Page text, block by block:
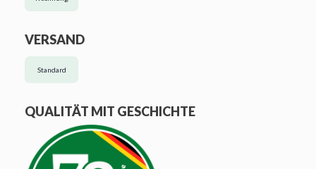
VERSAND
Standard
QUALITÄT MIT GESCHICHTE